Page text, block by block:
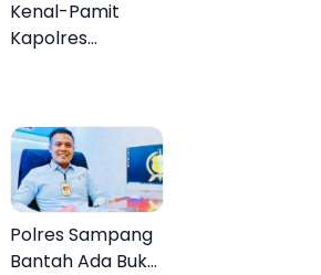
Kenal-Pamit
Kapolres
Cenderamata
untuk AKBP
Hendra
Polres Sampang
Bantah Ada Bukti